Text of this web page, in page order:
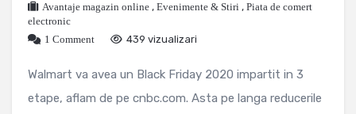
Avantaje magazin online , Evenimente & Stiri , Piata de comert
electronic
1 Comment
439 vizualizari
Walmart va avea un Black Friday 2020 impartit in 3
etape, aflam de pe cnbc.com. Asta pe langa reducerile